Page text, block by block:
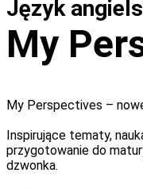
Język
My
My Perspectives –
Inspirujące tematy,
przygotowanie do
dzwonka.